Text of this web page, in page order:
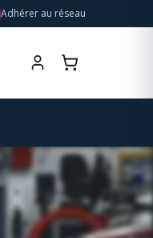
Adhérer au réseau